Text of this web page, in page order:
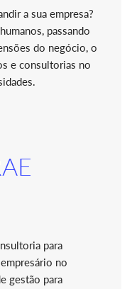
a sua empresa?
passando
do negócio, o
e consultorias no
para
no
gestão para